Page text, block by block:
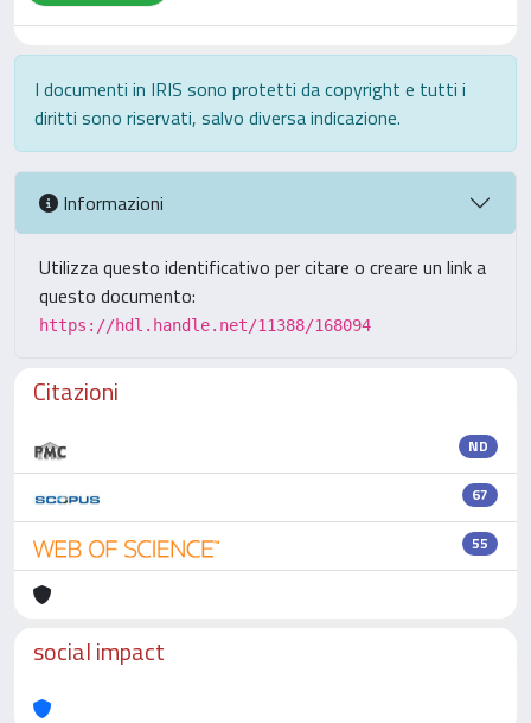
I documenti in IRIS sono protetti da copyright e tutti i
diritti sono riservati, salvo diversa indicazione.
Informazioni
Utilizza questo identificativo per citare o creare un link a
questo documento:
https://hdl.handle.net/11388/168094
Citazioni
ND
67
55
social impact